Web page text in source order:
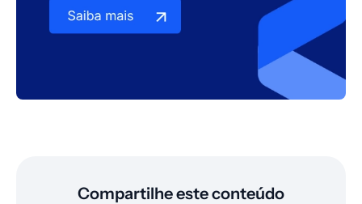
Compartilhe este conteúdo